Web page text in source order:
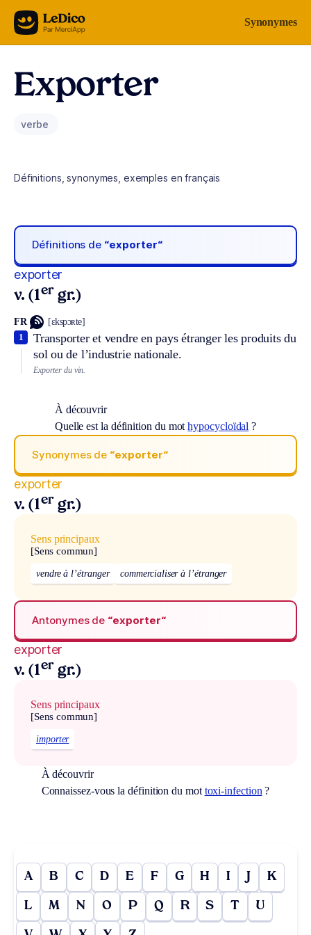
Aller au contenu Synonymes
Exporter
verbe
Définitions, synonymes, exemples en français
Définitions de “exporter“
exporter
v. (1er gr.)
FR [ɛkspɔʀte]
Transporter et vendre en pays étranger les produits du
sol ou de l’industrie nationale.
1
Exporter du vin.
À découvrir
Quelle est la définition du mothypocycloïdal ?
Synonymes de “exporter“
exporter
v. (1er gr.)
Sens principaux
[Sens commun]
vendre à l’étranger commercialiser à l’étranger
Antonymes de “exporter“
exporter
v. (1er gr.)
Sens principaux
[Sens commun]
importer
À découvrir
Connaissez-vous la définition du mot toxi-infection ?
A B C D E F G H I J K
L M N O P Q R S T U